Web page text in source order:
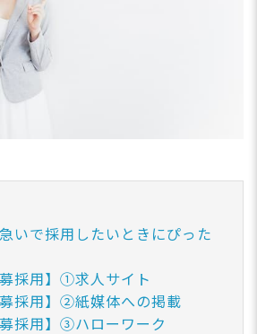
いで採用したいときにぴった
募採用】①求人サイト
募採用】②紙媒体への掲載
募採用】③ハローワーク